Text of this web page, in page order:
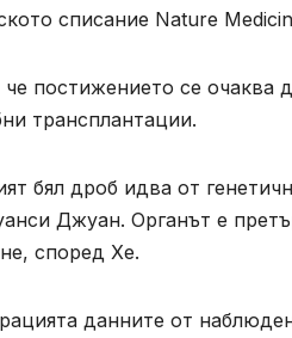
списание Nature
че постижението се очаква
трансплантации.
бял дроб идва от
Джуан. Органът е
според Хе.
данните от